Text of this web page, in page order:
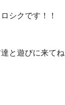
シクです！！
と遊びに来てね